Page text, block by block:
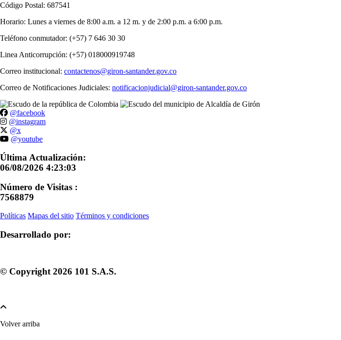
Código Postal: 687541
Horario: Lunes a viernes de 8:00 a.m. a 12 m. y de 2:00 p.m. a 6:00 p.m.
Teléfono conmutador: (+57) 7 646 30 30
Linea Anticorrupción: (+57) 018000919748
Correo institucional: contactenos@giron-santander.gov.co
Correo de Notificaciones Judiciales: notificacionjudicial@giron-santander.gov.co
@facebook
@instagram
@x
@youtube
Última Actualización:
06/08/2026 4:23:03
Número de Visitas :
7568879
Políticas Mapas del sitio Términos y condiciones
Desarrollado por:
© Copyright 2026 101 S.A.S.
Volver arriba